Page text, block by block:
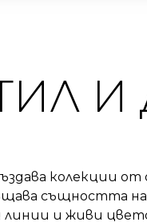
И
колекции
същността на
линии и живи